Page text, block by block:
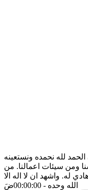
لله نحمده ونستعينه
ومن سيئات اعمالنا. من
له. واشهد ان لا اله الا
الله وحده - 00:00:00 ضَ